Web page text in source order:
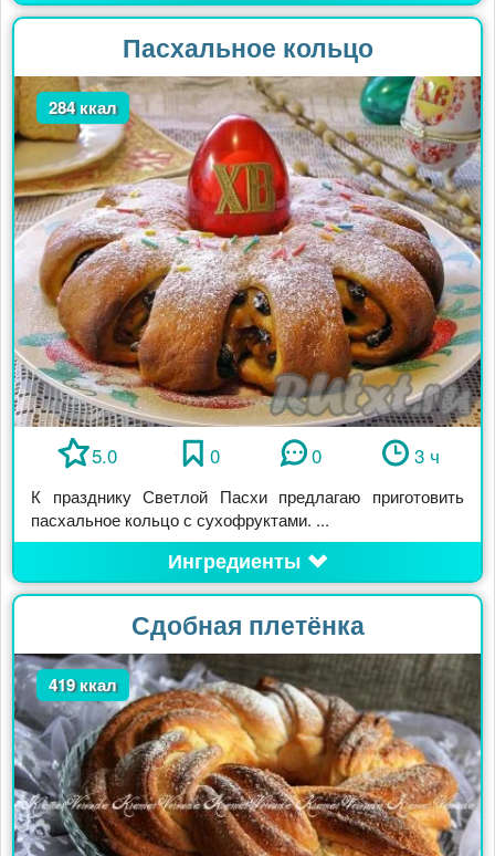
Пасхальное кольцо
284 ккал
5.0 0 0 3 ч
К празднику Светлой Пасхи предлагаю приготовить
пасхальное кольцо с сухофруктами. ...
Ингредиенты
Сдобная плетёнка
419 ккал